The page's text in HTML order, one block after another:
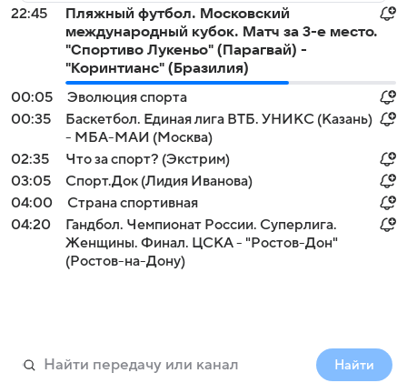
22:45
Пляжный футбол. Московский
международный кубок. Матч за 3-е место.
"Спортиво Лукеньо" (Парагвай) -
"Коринтианс" (Бразилия)
00:05
Эволюция спорта
00:35
Баскетбол. Единая лига ВТБ. УНИКС (Казань)
- МБА-МАИ (Москва)
02:35
Что за спорт? (Экстрим)
03:05
Спорт.Док (Лидия Иванова)
04:00
Страна спортивная
04:20
Гандбол. Чемпионат России. Суперлига.
Женщины. Финал. ЦСКА - "Ростов-Дон"
(Ростов-на-Дону)
Найти